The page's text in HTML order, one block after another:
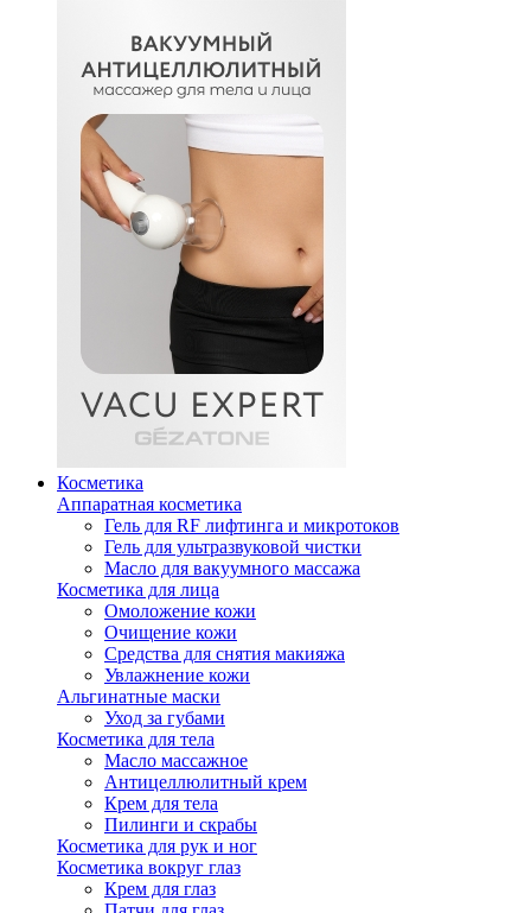
Косметика
Аппаратная косметика
Гель для RF лифтинга и микротоков
Гель для ультразвуковой чистки
Масло для вакуумного массажа
Косметика для лица
Омоложение кожи
Очищение кожи
Средства для снятия макияжа
Увлажнение кожи
Альгинатные маски
Уход за губами
Косметика для тела
Масло массажное
Антицеллюлитный крем
Крем для тела
Пилинги и скрабы
Косметика для рук и ног
Косметика вокруг глаз
Крем для глаз